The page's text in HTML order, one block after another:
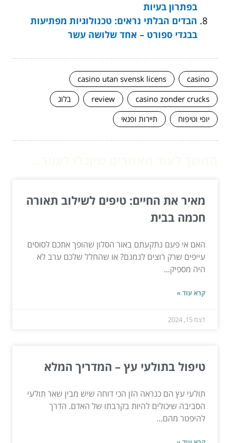
בפתרון בעיות
הבדים הבלתי נראים: טכנולוגיות מפתיעות
בבגדי ספורט – אחד שלושה עשר
casino
casino utan svensk licens
casino zonder crucks
review
בלוג
יופי וטיפוח
תיירות ופנאי
מאיר את החיים: טיפים לשילוב תאורה
חכמה בבית
האם אי פעם נתקעתם באור הסלון שהופך אתכם לסוסים
עייפים שרק רוצים לנמנם? או שהחלל שלכם ערב לא
היה מספיק...
קרא עוד »
דצמ 15, 2024
טיפול בתולעי עץ – המדריך המלא
תולעי עץ הם כנראה הזן הכי דוחה שיש מבין שאר תולעי
הסביבה שיכולים להיות בקרבתו של האדם. הדרך
להיפטר מהם...